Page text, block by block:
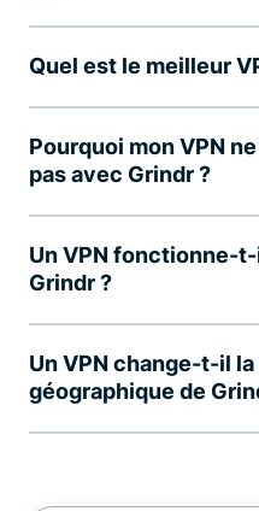
Quel est le meilleur
Pourquoi mon VPN
pas avec Grindr ?
Un VPN fonctionne-
Grindr ?
Un VPN change-t-il
géographique de